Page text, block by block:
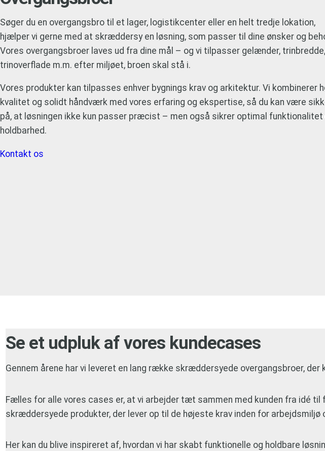
Søger du en overgangsbro til et lager, logistikcenter eller en helt tredje lokation,
hjælper vi gerne med at skræddersy en løsning, som passer til dine ønsker og
Vores overgangsbroer laves ud fra dine mål – og vi tilpasser gelænder, trinbredde,
trinoverflade m.m. efter miljøet, broen skal stå i.
Vores produkter kan tilpasses enhver bygnings krav og arkitektur. Vi kombinerer
kvalitet og solidt håndværk med vores erfaring og ekspertise, så du kan være
på, at løsningen ikke kun passer præcist – men også sikrer optimal funktionalitet
holdbarhed.
Kontakt os
Se et udpluk af vores kundecases
Gennem årene har vi leveret en lang række skræddersyede overgangsbroer,
Fælles for alle vores cases er, at vi arbejder tæt sammen med kunden fra idé
skræddersyede produkter, der lever op til de højeste krav inden for arbejdsmiljø
Her kan du blive inspireret af, hvordan vi har skabt funktionelle og holdbare